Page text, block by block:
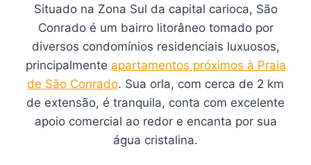
Situado na Zona Sul da capital carioca, São
Conrado é um bairro litorâneo tomado por
diversos condomínios residenciais luxuosos,
principalmente apartamentos próximos à Praia
de São Conrado. Sua orla, com cerca de 2 km
de extensão, é tranquila, conta com excelente
apoio comercial ao redor e encanta por sua
água cristalina.